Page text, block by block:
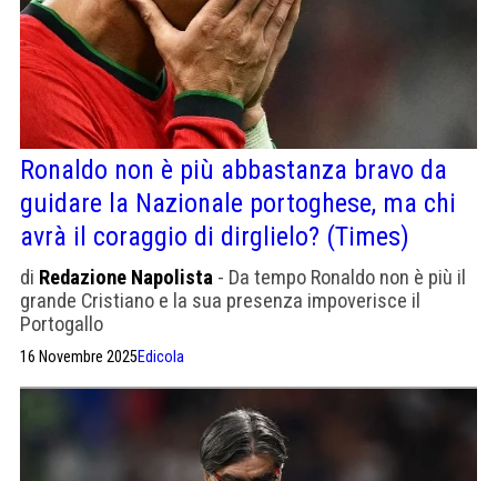
Ronaldo non è più abbastanza bravo da
guidare la Nazionale portoghese, ma chi
avrà il coraggio di dirglielo? (Times)
di Redazione Napolista - Da tempo Ronaldo non è più il
grande Cristiano e la sua presenza impoverisce il
Portogallo
16 Novembre 2025Edicola